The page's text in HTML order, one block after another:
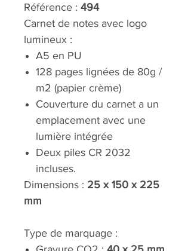
Référence : 494
Carnet de notes avec logo
lumineux :
A5 en PU
128 pages lignées de 80g /
m2 (papier crème)
Couverture du carnet a un
emplacement avec une
lumière intégrée
Deux piles CR 2032
incluses.
Dimensions : 25 x 150 x 225
mm
Type de marquage :